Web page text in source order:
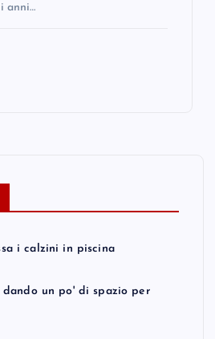
anni…
i calzini in piscina
dando un po' di spazio per